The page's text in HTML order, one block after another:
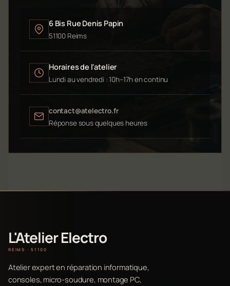
6 Bis Rue Denis Papin
51100 Reims
Horaires de l'atelier
Lundi au vendredi : 10h–17h en continu
contact@atelectro.fr
Réponse sous quelques heures
L'Atelier Electro
REIMS · 51100
Atelier expert en réparation informatique,
consoles, micro-soudure, montage PC,